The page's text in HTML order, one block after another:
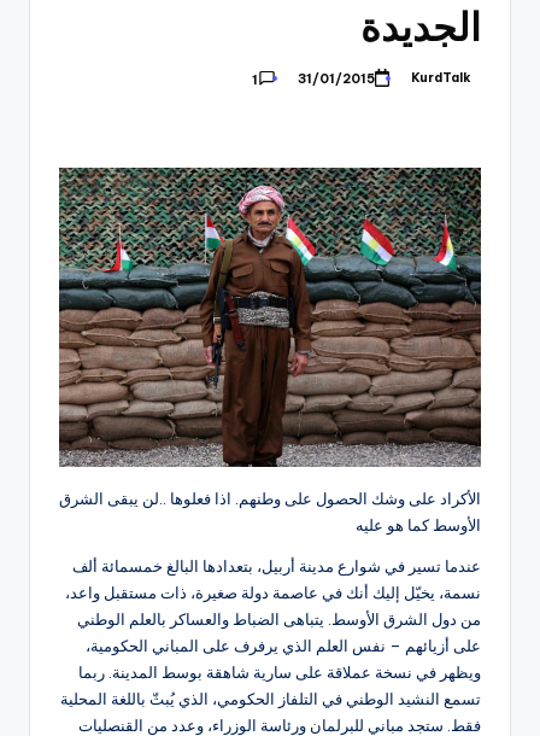
الجديدة
تمّ
KurdTalk
31/01/2015
1
الأكراد على وشك الحصول على وطنهم. اذا فعلوها ..لن يبقى الشرق
الأوسط كما هو عليه
عندما تسير في شوارع مدينة أربيل، بتعدادها البالغ خمسمائة ألف
نسمة، يخيّل إليك أنك في عاصمة دولة صغيرة، ذات مستقبل واعد،
من دول الشرق الأوسط. يتباهى الضباط والعساكر بالعلم الوطني
على أزيائهم – نفس العلم الذي يرفرف على المباني الحكومية،
ويظهر في نسخة عملاقة على سارية شاهقة بوسط المدينة. ربما
تسمع النشيد الوطني في التلفاز الحكومي، الذي يُبثّ باللغة المحلية
فقط. ستجد مباني للبرلمان ورئاسة الوزراء، وعدد من القنصليات